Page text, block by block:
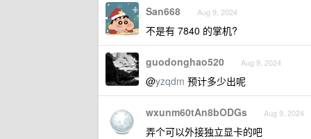
San668 Aug 9, 2024
不是有 7840 的掌机?
guodonghao520 Aug 9, 2024
@yzqdm 预计多少出呢
wxunm60tAn8bODGs Aug 9, 2024
弄个可以外接独立显卡的吧